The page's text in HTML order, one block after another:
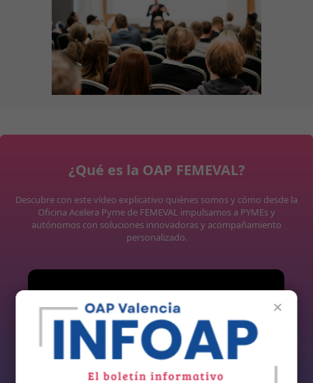
¿Qué es la OAP FEMEVAL?
Descubre con este vídeo explicativo quiénes somos y cómo desde la
Oficina Acelera Pyme de FEMEVAL impulsamos a PYMEs y
autónomos con soluciones innovadoras y acompañamiento
personalizado.
×